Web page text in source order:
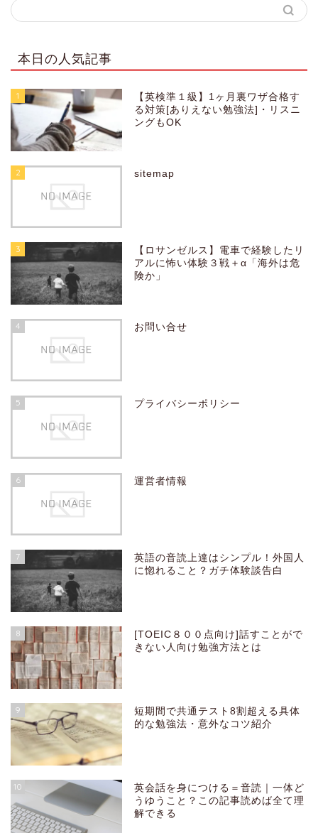
本日の人気記事
1
【英検準１級】1ヶ月裏ワザ合格す
る対策[ありえない勉強法]・リスニ
ングもOK
2 sitemap
3
【ロサンゼルス】電車で経験したリ
アルに怖い体験３戦＋α「海外は危
険か」
4 お問い合せ
5 プライバシーポリシー
6 運営者情報
7
英語の音読上達はシンプル！外国人
に惚れること？ガチ体験談告白
8
[TOEIC８００点向け]話すことがで
きない人向け勉強方法とは
9
短期間で共通テスト8割超える具体
的な勉強法・意外なコツ紹介
10
英会話を身につける＝音読｜一体ど
うゆうこと？この記事読めば全て理
解できる